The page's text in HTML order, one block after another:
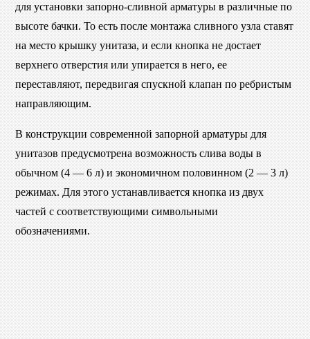
для установки запорно-сливной арматуры в различные по
высоте бачки. То есть после монтажа сливного узла ставят
на место крышку унитаза, и если кнопка не достает
верхнего отверстия или упирается в него, ее
переставляют, передвигая спускной клапан по ребристым
направляющим.
В конструкции современной запорной арматуры для
унитазов предусмотрена возможность слива воды в
обычном (4 — 6 л) и экономичном половинном (2 — 3 л)
режимах. Для этого устанавливается кнопка из двух
частей с соответствующими символьными
обозначениями.